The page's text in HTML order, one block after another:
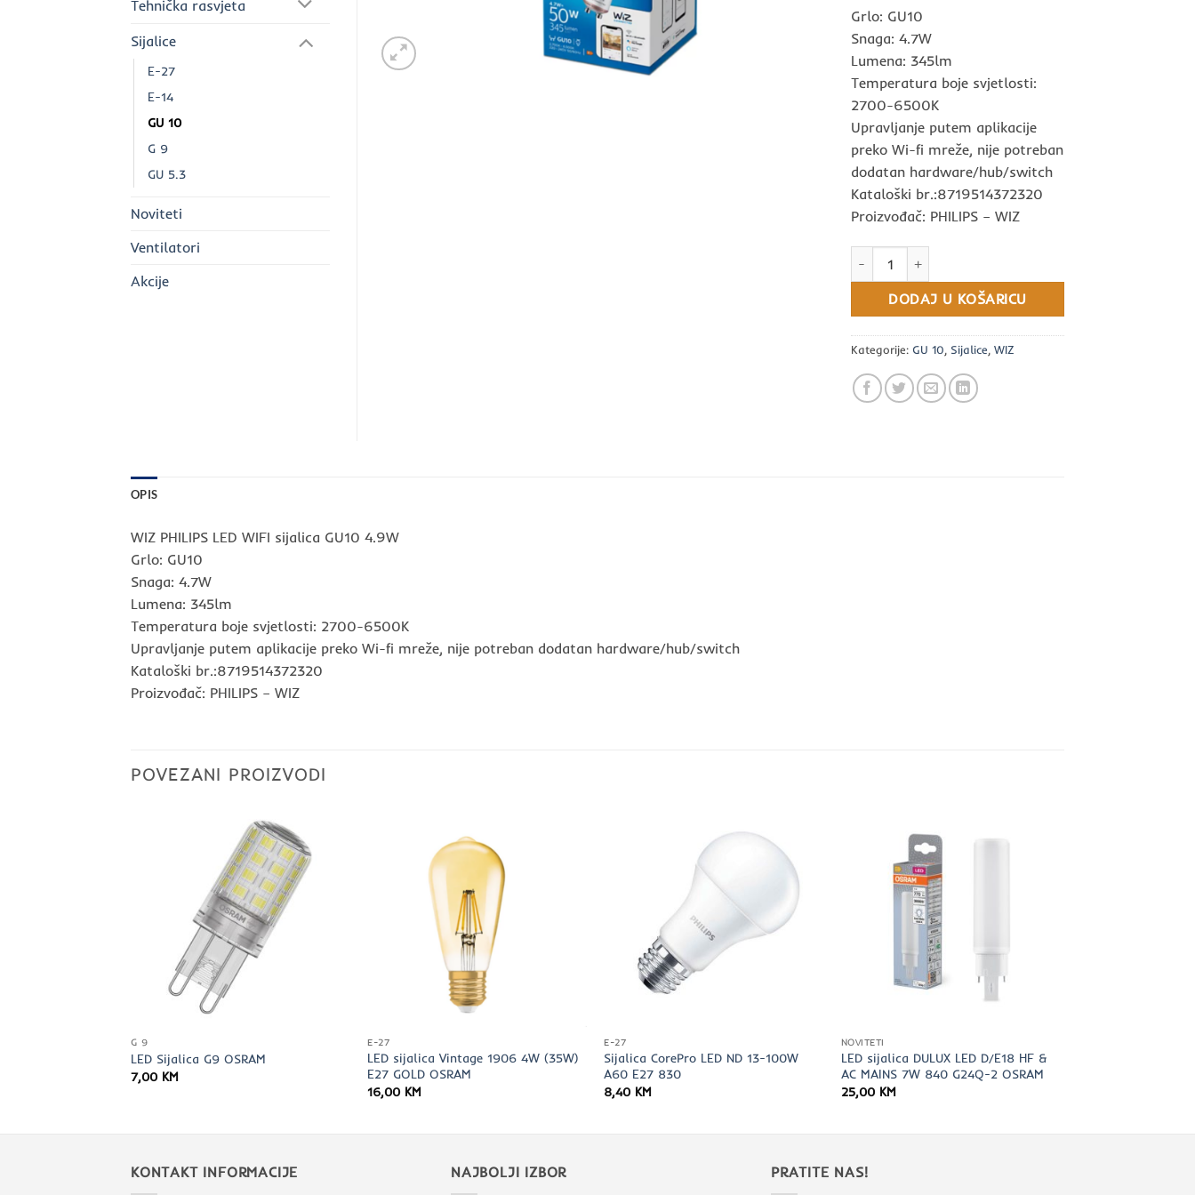
Grlo: GU10
Snaga: 4.7W
Lumena: 345lm
Temperatura boje svjetlosti:
2700-6500K
Upravljanje putem aplikacije
preko Wi-fi mreže, nije potreban
dodatan hardware/hub/switch
Kataloški br.:8719514372320
Proizvođač: PHILIPS – WIZ
DODAJ U KOŠARICU
Kategorije: GU 10, Sijalice, WIZ
Tehnička rasvjeta
Sijalice
E-27
E-14
GU 10
G 9
GU 5.3
Noviteti
Ventilatori
Akcije
OPIS
WIZ PHILIPS LED WIFI sijalica GU10 4.9W
Grlo: GU10
Snaga: 4.7W
Lumena: 345lm
Temperatura boje svjetlosti: 2700-6500K
Upravljanje putem aplikacije preko Wi-fi mreže, nije potreban dodatan hardware/hub/switch
Kataloški br.:8719514372320
Proizvođač: PHILIPS – WIZ
POVEZANI PROIZVODI
G 9
LED Sijalica G9 OSRAM
7,00 KM
E-27
LED sijalica Vintage 1906 4W (35W)
E27 GOLD OSRAM
16,00 KM
E-27
Sijalica CorePro LED ND 13-100W
A60 E27 830
8,40 KM
NOVITETI
LED sijalica DULUX LED D/E18 HF &
AC MAINS 7W 840 G24Q-2 OSRAM
25,00 KM
KONTAKT INFORMACIJE NAJBOLJI IZBOR PRATITE NAS!